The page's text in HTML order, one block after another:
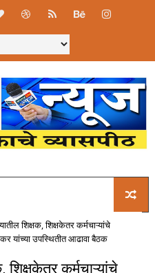
शिक्षक, शिक्षकेतर कर्मचाऱ्यांचे
यांच्या उपस्थितीत आढावा बैठक
कर्मचाऱ्यांचे